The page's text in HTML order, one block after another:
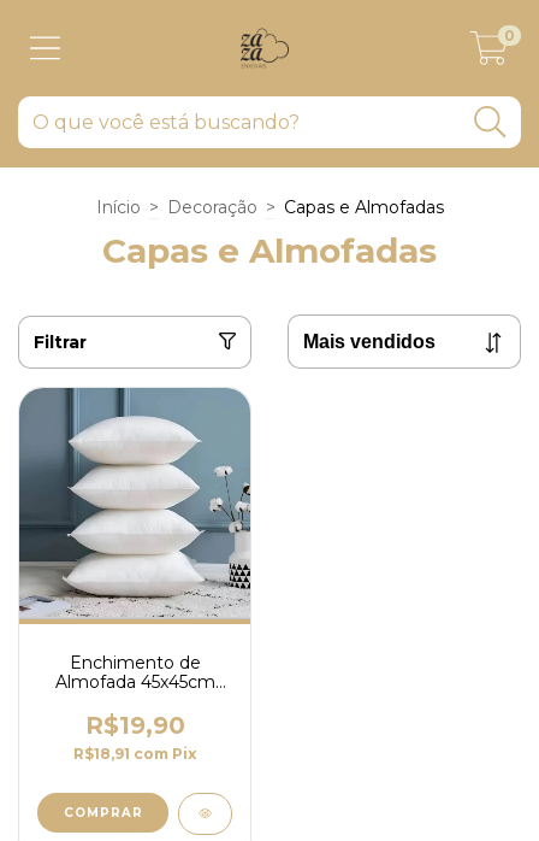
0
Início > Decoração > Capas e Almofadas
Capas e Almofadas
Filtrar
Enchimento de
Almofada 45x45cm
Macio e Antialérgico
R$19,90
R$18,91 com Pix